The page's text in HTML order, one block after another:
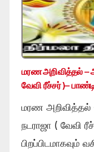
மரண அறிவித்தல் –
வேவி ரீச்சர் )–
மரண அறிவித்தல்
நடராஜா ( வேவி
பிறப்பிடமாகவும்